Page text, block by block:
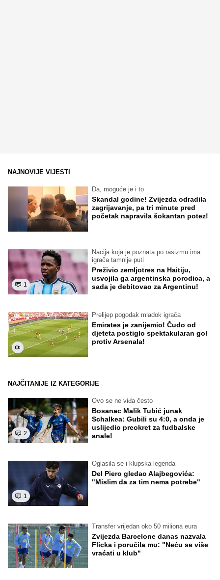
NAJNOVIJE VIJESTI
Da, moguće je i to
Skandal godine! Zvijezda odradila
zagrijavanje, pa tri minute pred
početak napravila šokantan potez!
1
Nacija koja je poznata po rasizmu ima
igrača tamnije puti
Preživio zemljotres na Haitiju,
usvojila ga argentinska porodica, a
sada je debitovao za Argentinu!
Prelijep pogodak mladok igrača
Emirates je zanijemio! Čudo od
djeteta postiglo spektakularan gol
protiv Arsenala!
NAJČITANIJE IZ KATEGORIJE
2
Ovo se ne viđa često
Bosanac Malik Tubić junak
Schalkea: Gubili su 4:0, a onda je
uslijedio preokret za fudbalske
anale!
1
Oglasila se i klupska legenda
Del Piero gledao Alajbegovića:
"Mislim da za tim nema potrebe"
Transfer vrijedan oko 50 miliona eura
Zvijezda Barcelone danas nazvala
Flicka i poručila mu: "Neću se više
vraćati u klub"